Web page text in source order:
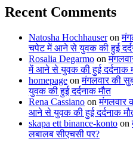
Recent Comments
Natosha Hochhauseron
चपेट में आने से युवक की हुई
Rosalia Degarmo on
में आने से युवक की हुई दर्दनाक
homepage onमंगलवार की
युवक की हुई दर्दनाक मौत
Rena Cassiano onमंगलवार
आने से युवक की हुई दर्दनाक
skapa ett binance-konto on
लबालब सीएचसी पर?